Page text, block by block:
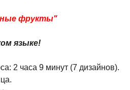
фрукты"
языке!
2 часа 9 минут (7 дизайнов).